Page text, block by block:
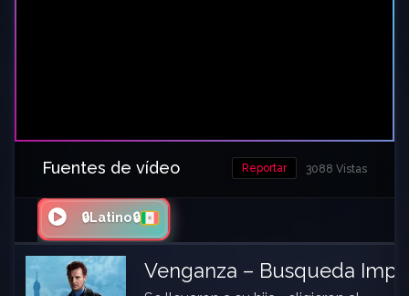
Fuentes de vídeo 3088 Vistas
Reportar
🔒Latino🔒
Venganza – Busqueda